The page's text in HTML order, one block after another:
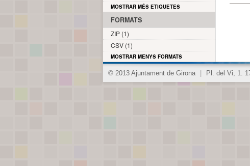
MOSTRAR MÉS ETIQUETES
FORMATS
ZIP (1)
CSV (1)
MOSTRAR MENYS FORMATS
© 2013 Ajuntament de Girona Pl. del Vi, 1.